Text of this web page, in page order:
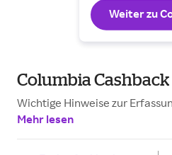
Weiter zu
Columbia Cashback
Wichtige Hinweise zur
Mehr lesen